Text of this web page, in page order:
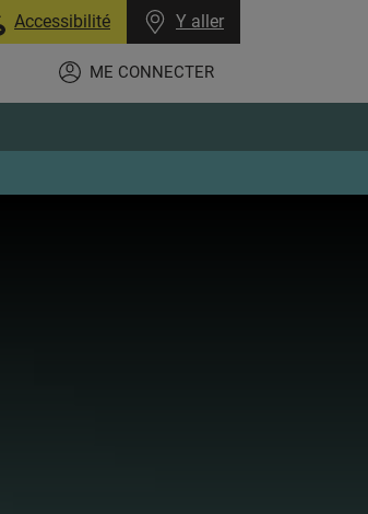
Accessibilité Y aller
ME CONNECTER